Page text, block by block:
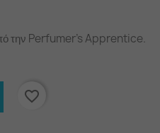
την Perfumer's Apprentice.
favorite_border